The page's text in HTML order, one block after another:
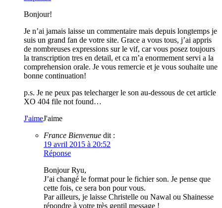
Bonjour!
Je n’ai jamais laisse un commentaire mais depuis longtemps je
suis un grand fan de votre site. Grace a vous tous, j’ai appris
de nombreuses expressions sur le vif, car vous posez toujours
la transcription tres en detail, et ca m’a enormement servi a la
comprehension orale. Je vous remercie et je vous souhaite une
bonne continuation!
p.s. Je ne peux pas telecharger le son au-dessous de cet article
XO 404 file not found…
J'aimeJ'aime
France Bienvenue dit :
19 avril 2015 à 20:52
Réponse
Bonjour Ryu,
J’ai changé le format pour le fichier son. Je pense que
cette fois, ce sera bon pour vous.
Par ailleurs, je laisse Christelle ou Nawal ou Shainesse
répondre à votre très gentil message !